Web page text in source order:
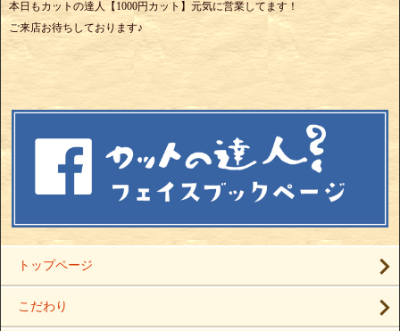
本日もカットの達人【1000円カット】元気に営業してます！
ご来店お待ちしております♪
トップページ
こだわり